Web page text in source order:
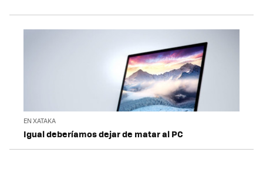
EN XATAKA
Igual deberíamos dejar de matar al PC